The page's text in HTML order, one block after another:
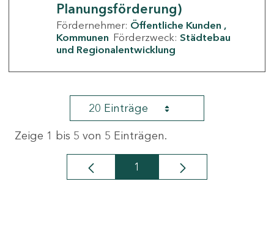
Planungsförderung)
Fördernehmer: Öffentliche Kunden
Kommunen Förderzweck: Städtebau
und Regionalentwicklung
20 Einträge
Zeige 1 bis 5 von 5 Einträgen.
Seite
1